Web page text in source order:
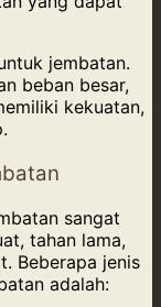
jembatan.
beban besar,
kekuatan,
sangat
tahan lama,
Beberapa jenis
adalah: